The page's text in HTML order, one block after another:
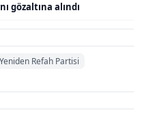
gözaltına alındı
Refah Partisi